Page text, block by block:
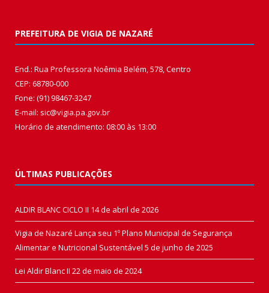
PREFEITURA DE VIGIA DE NAZARÉ
End.: Rua Professora Noêmia Belém, 578, Centro
CEP: 68780-000
Fone: (91) 98467-3247
E-mail: sic@vigia.pa.gov.br
Horário de atendimento: 08:00 às 13:00
ÚLTIMAS PUBLICAÇÕES
ALDIR BLANC CICLO II 14 de abril de 2026
Vigia de Nazaré Lança seu 1º Plano Municipal de Segurança
Alimentar e Nutricional Sustentável 5 de junho de 2025
Lei Aldir Blanc II 22 de maio de 2024